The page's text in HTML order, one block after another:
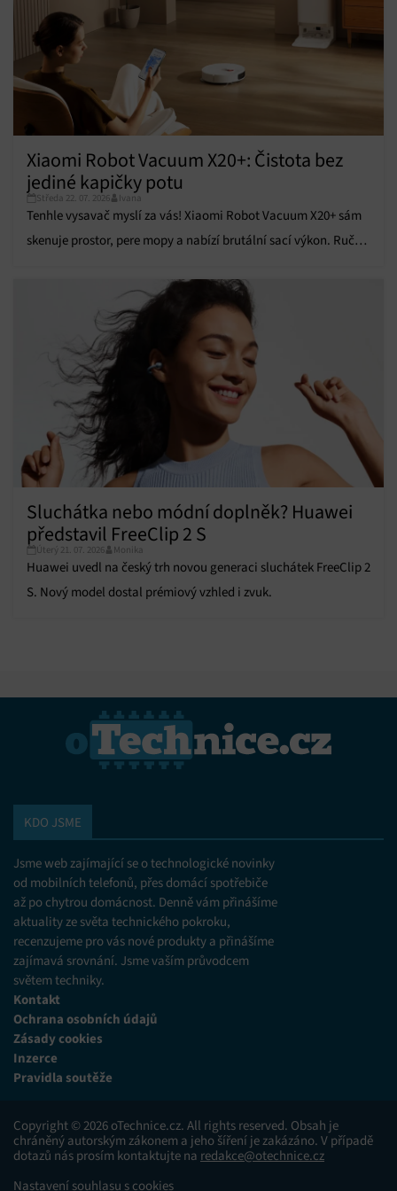
Funkce Vždy aktivní
Přiřazování a kombinování údajů z jiných zdrojů
údajů, Propojení různých zařízení, Identifikace
zařízení na základě automaticky přenášených
informací.
Zajištění bezpečnosti, předcházení a zjišťování
podvodů a odstraňování chyb, Poskytování a
zobrazování reklamy a obsahu, Ukládání a sdělování
voleb ochrany osobních údajů.
Xiaomi Robot Vacuum X20+: Čistota bez
jediné kapičky potu
Středa 22. 07. 2026 Ivana
Tenhle vysavač myslí za vás! Xiaomi Robot Vacuum X20+ sám
skenuje prostor, pere mopy a nabízí brutální sací výkon. Ruční
Sluchátka nebo módní doplněk? Huawei
představil FreeClip 2 S
Úterý 21. 07. 2026 Monika
Huawei uvedl na český trh novou generaci sluchátek FreeClip 2
S. Nový model dostal prémiový vzhled i zvuk.
KDO JSME
Jsme web zajímající se o technologické novinky
od mobilních telefonů, přes domácí spotřebiče
až po chytrou domácnost. Denně vám přinášíme
aktuality ze světa technického pokroku,
recenzujeme pro vás nové produkty a přinášíme
zajímavá srovnání. Jsme vaším průvodcem
světem techniky.
Kontakt
Ochrana osobních údajů
Zásady cookies
Inzerce
Pravidla soutěže
Copyright © 2026 oTechnice.cz. All rights reserved. Obsah je
chráněný autorským zákonem a jeho šíření je zakázáno. V případě
dotazů nás prosím kontaktujte na redakce@otechnice.cz
Nastavení souhlasu s cookies